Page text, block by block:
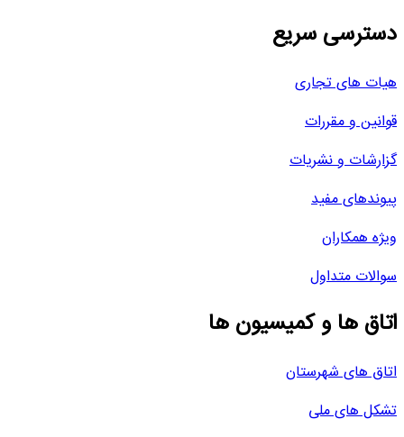
دسترسی سریع
هیات های تجاری
قوانین و مقررات
گزارشات و نشریات
پیوندهای مفید
ویژه همکاران
سوالات متداول
اتاق ها و کمیسیون ها
اتاق های شهرستان
تشکل های ملی